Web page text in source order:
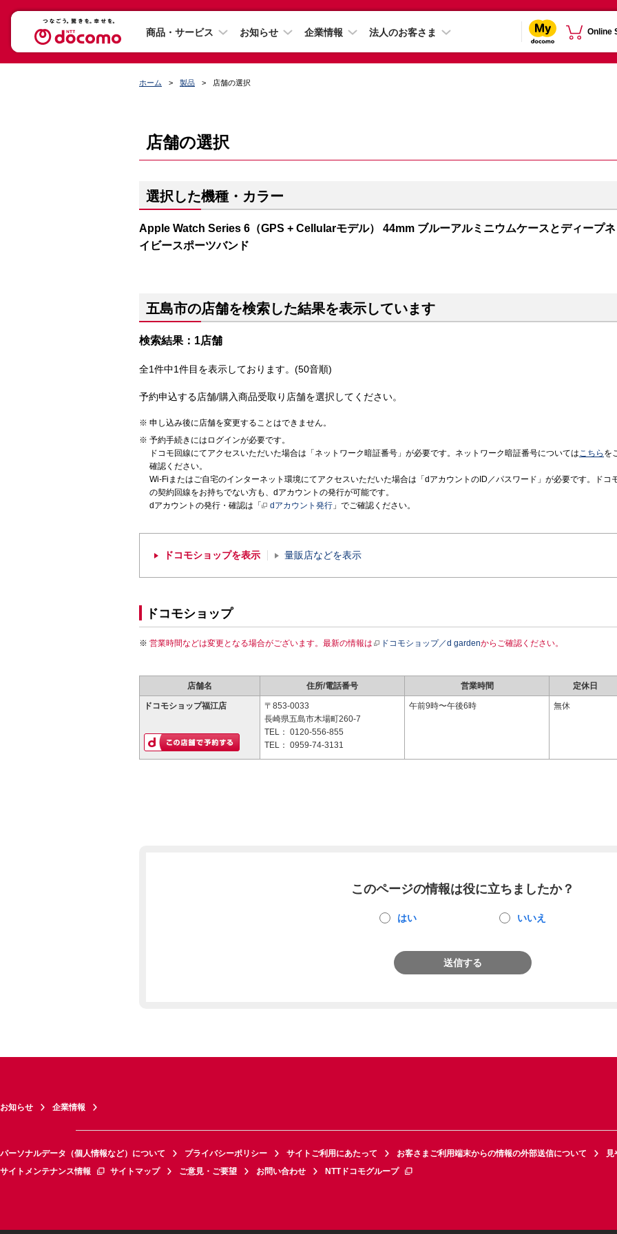
商品・サービス お知らせ 企業情報 法人のお客さま Online
ホーム 製品 店舗の選択
店舗の選択
選択した機種・カラー
Apple Watch Series 6（GPS + Cellularモデル） 44mm ブルーアルミニウムケースとディープネ
イビースポーツバンド
五島市の店舗を検索した結果を表示しています
検索結果：1店舗
全1件中1件目を表示しております。(50音順)
予約申込する店舗/購入商品受取り店舗を選択してください。
申し込み後に店舗を変更することはできません。
予約手続きにはログインが必要です。
ドコモ回線にてアクセスいただいた場合は「ネットワーク暗証番号」が必要です。ネットワーク暗証番号についてはこちら を
確認ください。
Wi-Fiまたはご自宅のインターネット環境にてアクセスいただいた場合は「dアカウントのID／パスワード」が必要です。ドコ
の契約回線をお持ちでない方も、dアカウントの発行が可能です。
dアカウントの発行・確認は「
dアカウント発行 」でご確認ください。
ドコモショップを表示 量販店などを表示
ドコモショップ
営業時間などは変更となる場合がございます。最新の情報は ドコモショップ／d gardenからご確認ください。
店舗名 住所/電話番号 営業時間 定休日
ドコモショップ福江店
〒853-0033
長崎県五島市木場町260-7
TEL： 0120-556-855
TEL： 0959-74-3131
午前9時〜午後6時 無休
このページの情報は役に立ちましたか？
はい いいえ
送信する
お知らせ 企業情報
パーソナルデータ（個人情報など）について プライバシーポリシー サイトご利用にあたって お客さまご利用端末からの情報の外部送信について
見
サイトメンテナンス情報
サイトマップ ご意見・ご要望 お問い合わせ NTTドコモグループ